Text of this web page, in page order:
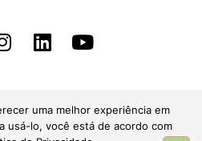
uma melhor experiência em
usá-lo, você está de acordo com